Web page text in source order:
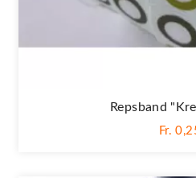
Repsband
Fr.